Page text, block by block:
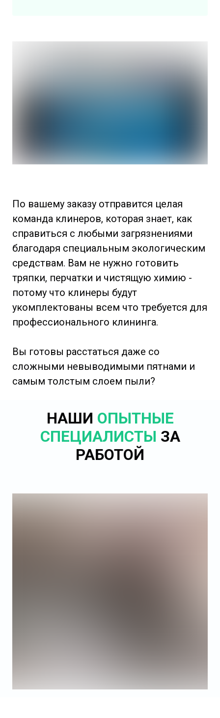
По вашему заказу отправится целая
команда клинеров, которая знает, как
справиться с любыми загрязнениями
благодаря специальным экологическим
средствам. Вам не нужно готовить
тряпки, перчатки и чистящую химию -
потому что клинеры будут
укомплектованы всем что требуется для
профессионального клининга.
Вы готовы расстаться даже со
сложными невыводимыми пятнами и
самым толстым слоем пыли?
НАШИ ОПЫТНЫЕ
СПЕЦИАЛИСТЫ ЗА
РАБОТОЙ